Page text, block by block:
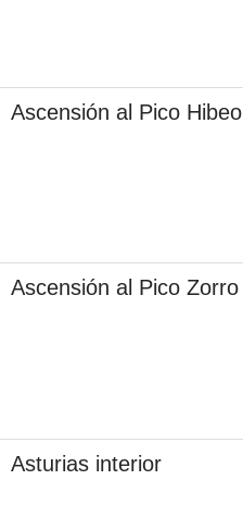
Ascensión al Pico Hibeo
Ascensión al Pico Zorro
Asturias interior